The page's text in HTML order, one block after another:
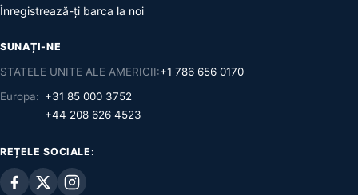
Înregistrează-ți barca la noi
SUNAȚI-NE
STATELE UNITE ALE AMERICII:+1 786 656 0170
Europa: +31 85 000 3752
+44 208 626 4523
REȚELE SOCIALE: